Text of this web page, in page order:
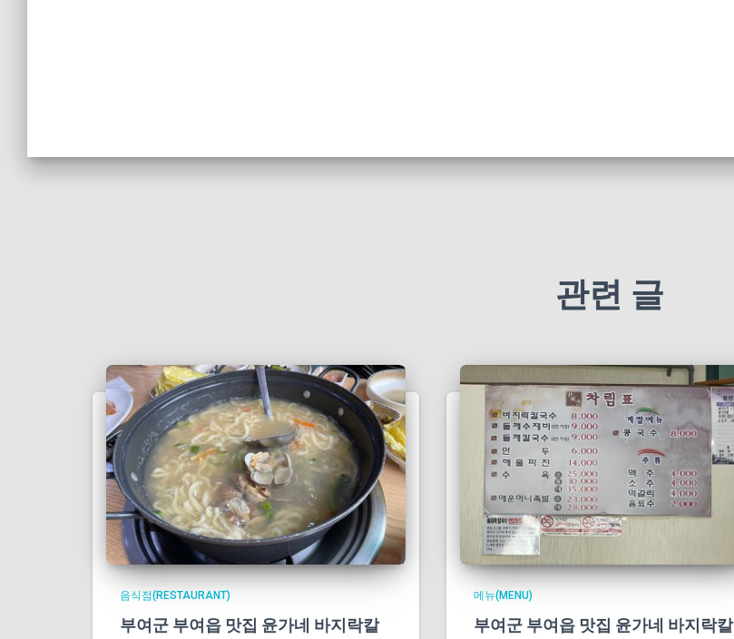
관련 글
음식점(RESTAURANT)
부여군 부여읍 맛집 윤가네 바지락칼
메뉴(MENU)
부여군 부여읍 맛집 윤가네 바지락칼